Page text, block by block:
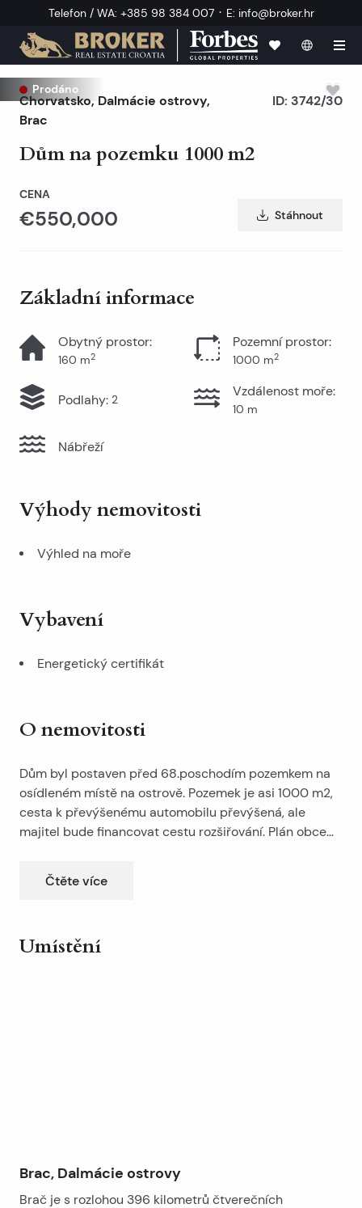
Telefon / WA: +385 98 384 007 · E: info@broker.hr
Prodáno
Chorvatsko, Dalmácie ostrovy,
Brac
Dům na pozemku 1000 m2
ID: 3742/30
CENA
€550,000 Stáhnout
Základní informace
Obytný prostor:
160 m2
Pozemní prostor:
1000 m2
Podlahy: 2
Vzdálenost moře:
10 m
Nábřeží
Výhody nemovitosti
Výhled na moře
Vybavení
Energetický certifikát
O nemovitosti
Dům byl postaven před 68.poschodím pozemkem na
osídleném místě na ostrově. Pozemek je asi 1000 m2,
cesta k převýšenému automobilu převýšená, ale
majitel bude financovat cestu rozšiřování. Plán obce
Stávající dům je určen k rekonstrukci nebo nové
podlažích.
Čtěte více
Umístění
Brac, Dalmácie ostrovy
Brač je s rozlohou 396 kilometrů čtverečních